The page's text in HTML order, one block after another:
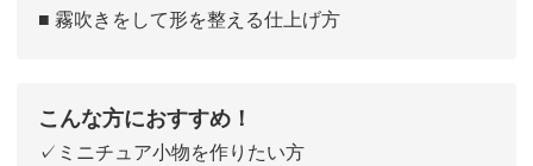
■ 霧吹きをして形を整える仕上げ方
こんな方におすすめ！
✓ミニチュア小物を作りたい方